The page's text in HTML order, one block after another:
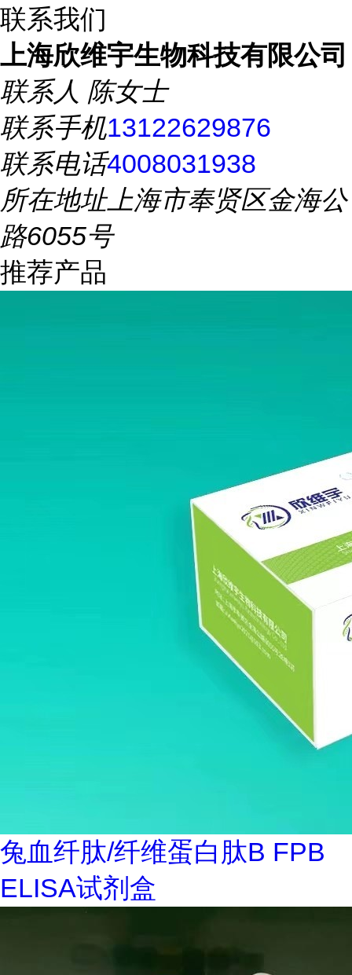
联系我们
上海欣维宇生物科技有限公司
联系人 陈女士
联系手机13122629876
联系电话4008031938
所在地址上海市奉贤区金海公
路6055号
推荐产品
兔血纤肽/纤维蛋白肽B FPB
ELISA试剂盒